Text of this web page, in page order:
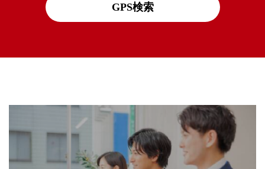
GPS検索